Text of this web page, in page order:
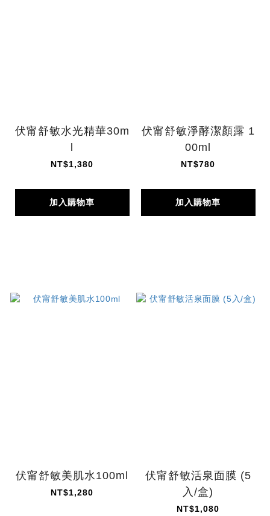
伏甯舒敏水光精華30m
l
NT$1,380
加入購物車
伏甯舒敏淨酵潔顏露 1
00ml
NT$780
加入購物車
伏甯舒敏美肌水100ml
NT$1,280
伏甯舒敏活泉面膜 (5
入/盒)
NT$1,080